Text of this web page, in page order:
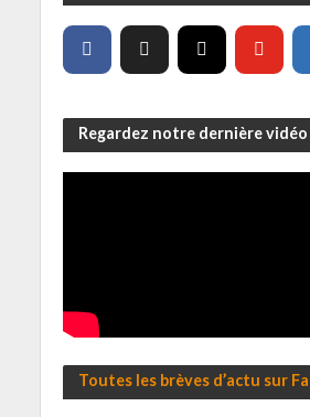
Regardez notre dernière vidéo
Toutes les brèves d’actu sur